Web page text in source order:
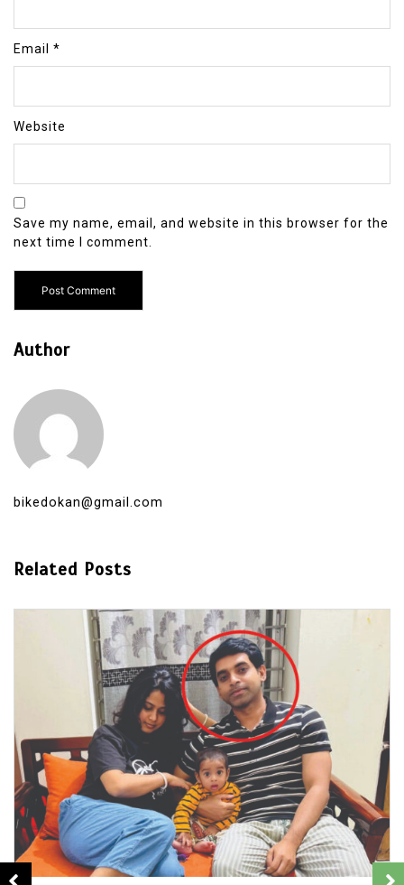
Email *
Website
Save my name, email, and website in this browser for the
next time I comment.
Author
bikedokan@gmail.com
Related Posts